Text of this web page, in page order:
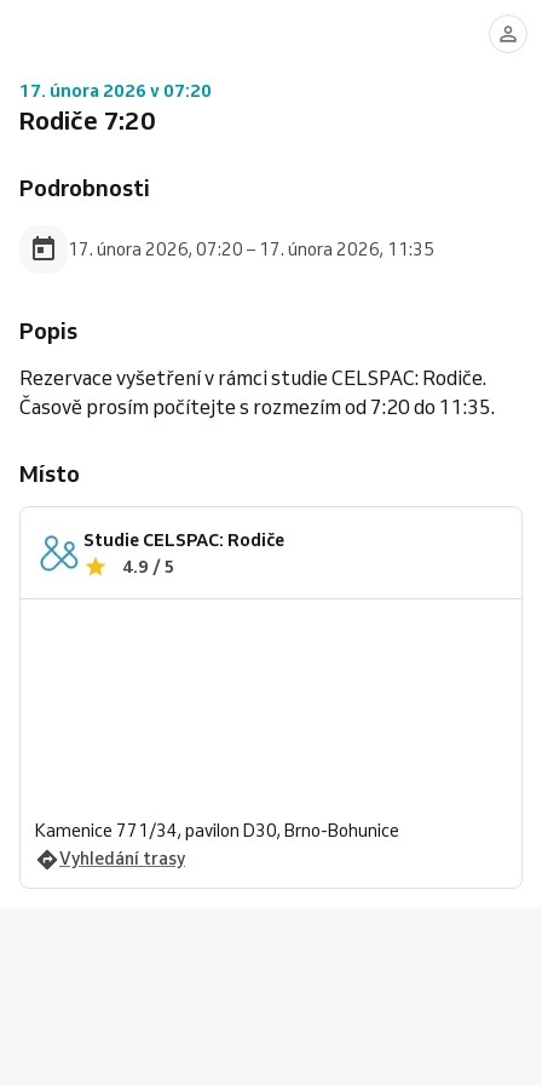
17. února 2026 v 07:20
Rodiče 7:20
Podrobnosti
17. února 2026, 07:20 – 17. února 2026, 11:35
Popis
Rezervace vyšetření v rámci studie CELSPAC: Rodiče.
Časově prosím počítejte s rozmezím od 7:20 do 11:35.
Místo
Studie CELSPAC: Rodiče
4.9 / 5
Kamenice 771/34, pavilon D30, Brno-Bohunice
Vyhledání trasy